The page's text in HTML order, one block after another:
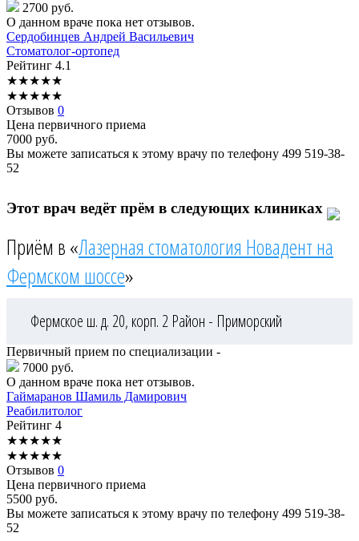
2700 руб.
О данном враче пока нет отзывов.
Сердобинцев Андрей Васильевич
Стоматолог-ортопед
Рейтинг 4.1
★★★★★
★★★★★
Отзывов 0
Цена первичного приема
7000 руб.
Вы можете записаться к этому врачу по телефону 499 519-38-
52
Этот врач ведёт прём в следующих клиниках
Приём в «Лазерная стоматология Новадент на
Фермском шоссе»
Фермское ш. д. 20, корп. 2 Район - Приморский
Первичный прием по специализации -
7000 руб.
О данном враче пока нет отзывов.
Гаймаранов Шамиль Дамирович
Реабилитолог
Рейтинг 4
★★★★★
★★★★★
Отзывов 0
Цена первичного приема
5500 руб.
Вы можете записаться к этому врачу по телефону 499 519-38-
52